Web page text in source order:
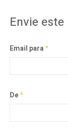
Envie
Email para*
De*